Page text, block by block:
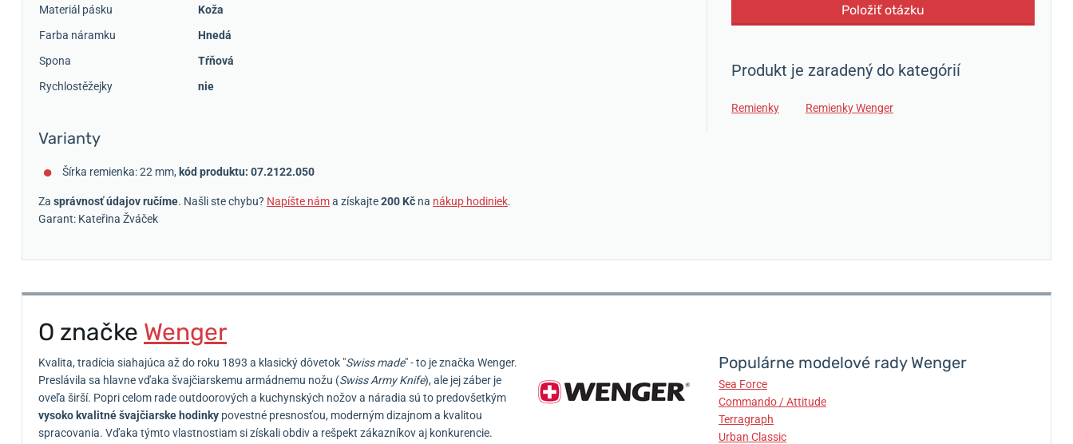
Materiál pásku
Koža
Farba náramku
Hnedá
Spona
Tŕňová
Rychlostěžejky
nie
Varianty
Šírka remienka: 22 mm, kód produktu: 07.2122.050
Za správnosť údajov ručíme. Našli ste chybu? Napíšte náma získajte200 Kč na nákup hodiniek.
Garant: Kateřina Žváček
Položiť otázku
Produkt je zaradený do kategórií
Remienky Remienky Wenger
O značke Wenger
Kvalita, tradícia siahajúca až do roku 1893 a klasický dôvetok "Swiss made" - to je značka Wenger.
Preslávila sa hlavne vďaka švajčiarskemu armádnemu nožu (Swiss Army Knife), ale jej záber je
oveľa širší. Popri celom rade outdoorových a kuchynských nožov a náradia sú to predovšetkým
vysoko kvalitné švajčiarske hodinky povestné presnosťou, moderným dizajnom a kvalitou
spracovania. Vďaka týmto vlastnostiam si získali obdiv a rešpekt zákazníkov aj konkurencie.
Populárne modelové rady Wenger
Sea Force
Commando / Attitude
Terragraph
Urban Classic